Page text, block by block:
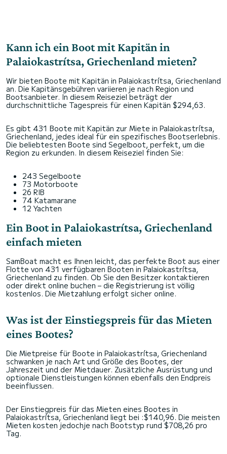
Kann ich ein Boot mit Kapitän in
Palaiokastrítsa, Griechenland mieten?
Wir bieten Boote mit Kapitän in Palaiokastrítsa, Griechenland
an. Die Kapitänsgebühren variieren je nach Region und
Bootsanbieter. In diesem Reiseziel beträgt der
durchschnittliche Tagespreis für einen Kapitän $294,63.
Es gibt 431 Boote mit Kapitän zur Miete in Palaiokastrítsa,
Griechenland, jedes ideal für ein spezifisches Bootserlebnis.
Die beliebtesten Boote sind Segelboot, perfekt, um die
Region zu erkunden. In diesem Reiseziel finden Sie:
243 Segelboote
73 Motorboote
26 RIB
74 Katamarane
12 Yachten
Ein Boot in Palaiokastrítsa, Griechenland
einfach mieten
SamBoat macht es Ihnen leicht, das perfekte Boot aus einer
Flotte von 431 verfügbaren Booten in Palaiokastrítsa,
Griechenland zu finden. Ob Sie den Besitzer kontaktieren
oder direkt online buchen – die Registrierung ist völlig
kostenlos. Die Mietzahlung erfolgt sicher online.
Was ist der Einstiegspreis für das Mieten
eines Bootes?
Die Mietpreise für Boote in Palaiokastrítsa, Griechenland
schwanken je nach Art und Größe des Bootes, der
Jahreszeit und der Mietdauer. Zusätzliche Ausrüstung und
optionale Dienstleistungen können ebenfalls den Endpreis
beeinflussen.
Der Einstiegpreis für das Mieten eines Bootes in
Palaiokastrítsa, Griechenland liegt bei :$140,96. Die meisten
Mieten kosten jedochje nach Bootstyp rund $708,26 pro
Tag.